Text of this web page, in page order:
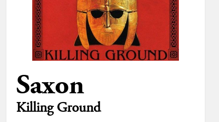
Saxon
Killing Ground